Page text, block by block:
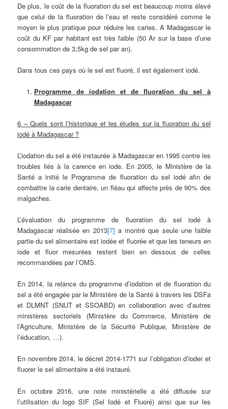
De plus, le coût de la fluoration du sel est beaucoup moins élevé
que celui de la fluoration de l’eau et reste considéré comme le
moyen le plus pratique pour réduire les caries. A Madagascar le
coût du KF par habitant est très faible (50 Ar sur la base d’une
consommation de 3,5kg de sel par an).
Dans tous ces pays où le sel est fluoré, il est également iodé.
Programme de iodation et de fluoration du sel à
Madagascar
6 – Quels sont l’historique et les études sur la fluoration du sel
iodé à Madagascar ?
L’iodation du sel a été instaurée à Madagascar en 1995 contre les
troubles liés à la carence en iode. En 2005, le Ministère de la
Santé a initié le Programme de fluoration du sel iodé afin de
combattre la carie dentaire, un fléau qui affecte près de 90% des
malgaches.
L’évaluation du programme de fluoration du sel iodé à
Madagascar réalisée en 2013[7] a montré que seule une faible
partie du sel alimentaire est iodée et fluorée et que les teneurs en
iode et fluor mesurées restent bien en dessous de celles
recommandées par l’OMS.
En 2014, la relance du programme d’iodation et de fluoration du
sel a été engagée par le Ministère de la Santé à travers les DSFa
et DLMNT (SNUT et SSOABD) en collaboration avec d’autres
ministères sectoriels (Ministère du Commerce, Ministère de
l’Agriculture, Ministère de la Sécurité Publique, Ministère de
l’éducation, …).
En novembre 2014, le décret 2014-1771 sur l’obligation d’ioder et
fluorer le sel alimentaire a été instauré.
En octobre 2016, une note ministérielle a été diffusée sur
l’utilisation du logo SIF (Sel Iodé et Fluoré) ainsi que sur les